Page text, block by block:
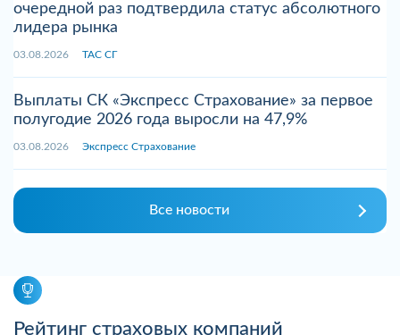
очередной раз подтвердила статус абсолютного
лидера рынка
03.08.2026 ТАС СГ
Выплаты СК «Экспресс Страхование» за первое
полугодие 2026 года выросли на 47,9%
03.08.2026 Экспресс Страхование
Все новости
Рейтинг страховых компаний